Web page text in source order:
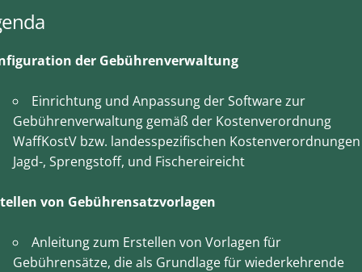
der Gebührenverwaltung
Einrichtung und Anpassung der Software zur
Gebührenverwaltung gemäß der Kostenverordnung
WaffKostV bzw. landesspezifischen
Jagd-, Sprengstoff, und Fischereireicht
von Gebührensatzvorlagen
Anleitung zum Erstellen von Vorlagen für
Gebührensätze, die als Grundlage für wiederkehrende